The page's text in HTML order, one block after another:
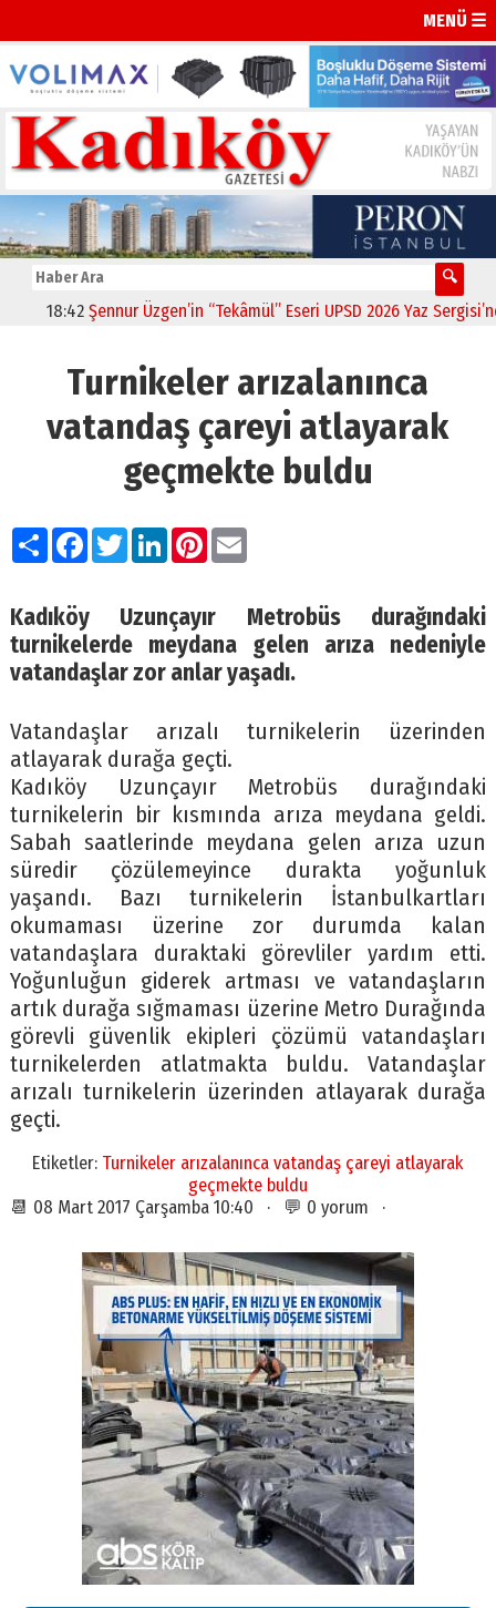
MENÜ ☰
18:42 Şennur Üzgen’in “Tekâmül” Eseri UPSD 2026 Yaz
Turnikeler arızalanınca
vatandaş çareyi atlayarak
geçmekte buldu
PaylaşFacebook
TwitterLinkedIn
Pinterest
Email
Kadıköy Uzunçayır Metrobüs durağındaki
turnikelerde meydana gelen arıza nedeniyle
vatandaşlar zor anlar yaşadı.
Vatandaşlar arızalı turnikelerin üzerinden
atlayarak durağa geçti.
Kadıköy Uzunçayır Metrobüs durağındaki
turnikelerin bir kısmında arıza meydana geldi.
Sabah saatlerinde meydana gelen arıza uzun
süredir çözülemeyince durakta yoğunluk
yaşandı. Bazı turnikelerin İstanbulkartları
okumaması üzerine zor durumda kalan
vatandaşlara duraktaki görevliler yardım etti.
Yoğunluğun giderek artması ve vatandaşların
artık durağa sığmaması üzerine Metro Durağında
görevli güvenlik ekipleri çözümü vatandaşları
turnikelerden atlatmakta buldu. Vatandaşlar
arızalı turnikelerin üzerinden atlayarak durağa
geçti.
Etiketler: Turnikeler arızalanınca vatandaş çareyi atlayarak
geçmekte buldu
📆 08 Mart 2017 Çarşamba 10:40 · 💬 0 yorum ·